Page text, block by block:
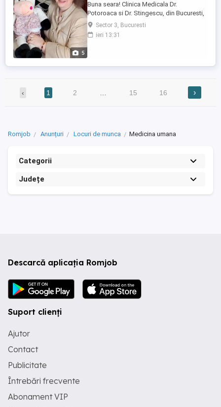
5
Buna seara! Clinica Medicala Dr.
Potoroaca si Dr. Stingescu, din Bucuresti,
sectorul 3, cu profil psihiatrie pediatrica,
psihiatrie, psihologie, neurologie
pediatrica, ofera colaborare pentru
se ocupa de dificultatile copilor cu ...
Sector 3, Bucuresti
ieri 13:31
‹ 1 2 15 16 ›
Romjob Anunțuri Locuri de munca Medicina umana
Categorii
Județe
Descarcă aplicația Romjob
Suport clienți
Ajutor
Contact
Publicitate
Întrebări frecvente
Abonament VIP